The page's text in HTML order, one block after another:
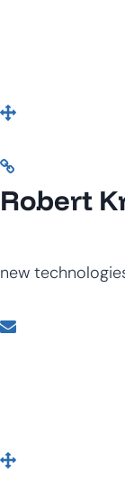
Robert
new